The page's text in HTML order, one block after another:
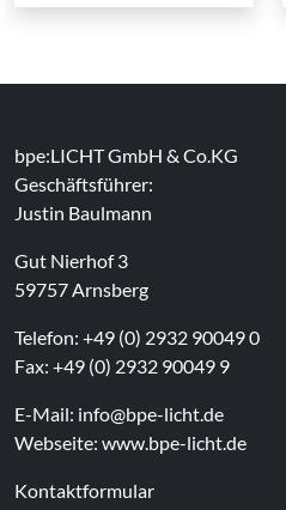
bpe:LICHT GmbH & Co.KG
Geschäftsführer:
Justin Baulmann
Gut Nierhof 3
59757 Arnsberg
Telefon: +49 (0) 2932 90049 0
Fax: +49 (0) 2932 90049 9
E-Mail: info@bpe-licht.de
Webseite: www.bpe-licht.de
Kontaktformular